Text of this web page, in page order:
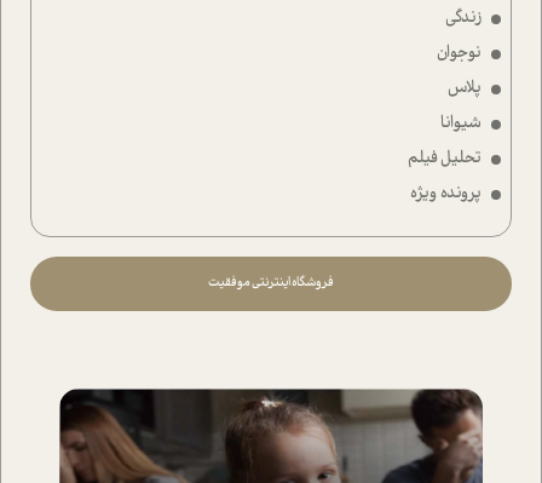
زندگی
نوجوان
پلاس
شیوانا
تحلیل فیلم
پرونده ویژه
فروشگاه اینترنتی موفقیت